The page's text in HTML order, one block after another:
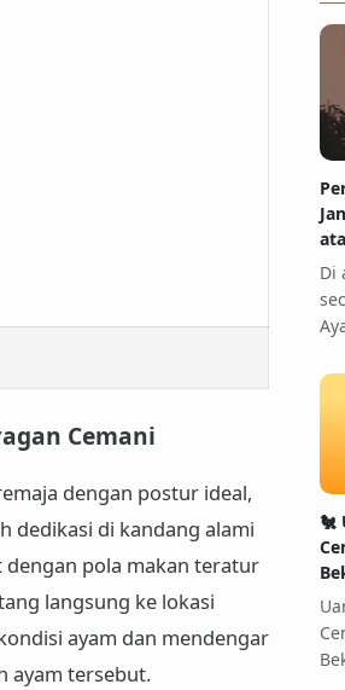
Cemani
dengan postur ideal,
dedikasi di kandang alami
pola makan teratur
langsung ke lokasi
ayam dan mendengar
ayam tersebut.
Di
🐔